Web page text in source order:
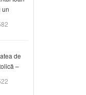
un
de
–
anul